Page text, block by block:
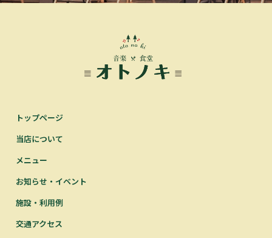
トップページ
当店について
メニュー
お知らせ・イベント
施設・利用例
交通アクセス